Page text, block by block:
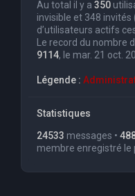
Au total il y a 350
invisible et 348 invités
d’utilisateurs actifs
Le record du nombre
9114, le mar. 21 oct.
Légende :
Statistiques
24533 messages •
membre enregistré le